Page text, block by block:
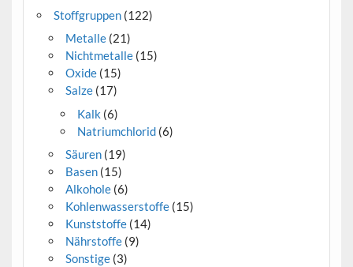
Stoffgruppen(122)
Metalle(21)
Nichtmetalle(15)
Oxide(15)
Salze(17)
Kalk (6)
Natriumchlorid (6)
Säuren(19)
Basen(15)
Alkohole(6)
Kohlenwasserstoffe(15)
Kunststoffe(14)
Nährstoffe(9)
Sonstige(3)